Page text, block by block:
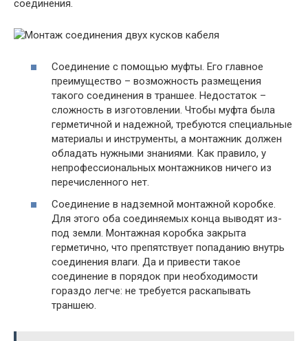
соединения.
Соединение с помощью муфты. Его главное
преимущество – возможность размещения
такого соединения в траншее. Недостаток –
сложность в изготовлении. Чтобы муфта была
герметичной и надежной, требуются специальные
материалы и инструменты, а монтажник должен
обладать нужными знаниями. Как правило, у
непрофессиональных монтажников ничего из
перечисленного нет.
Соединение в надземной монтажной коробке.
Для этого оба соединяемых конца выводят из-
под земли. Монтажная коробка закрыта
герметично, что препятствует попаданию внутрь
соединения влаги. Да и привести такое
соединение в порядок при необходимости
гораздо легче: не требуется раскапывать
траншею.